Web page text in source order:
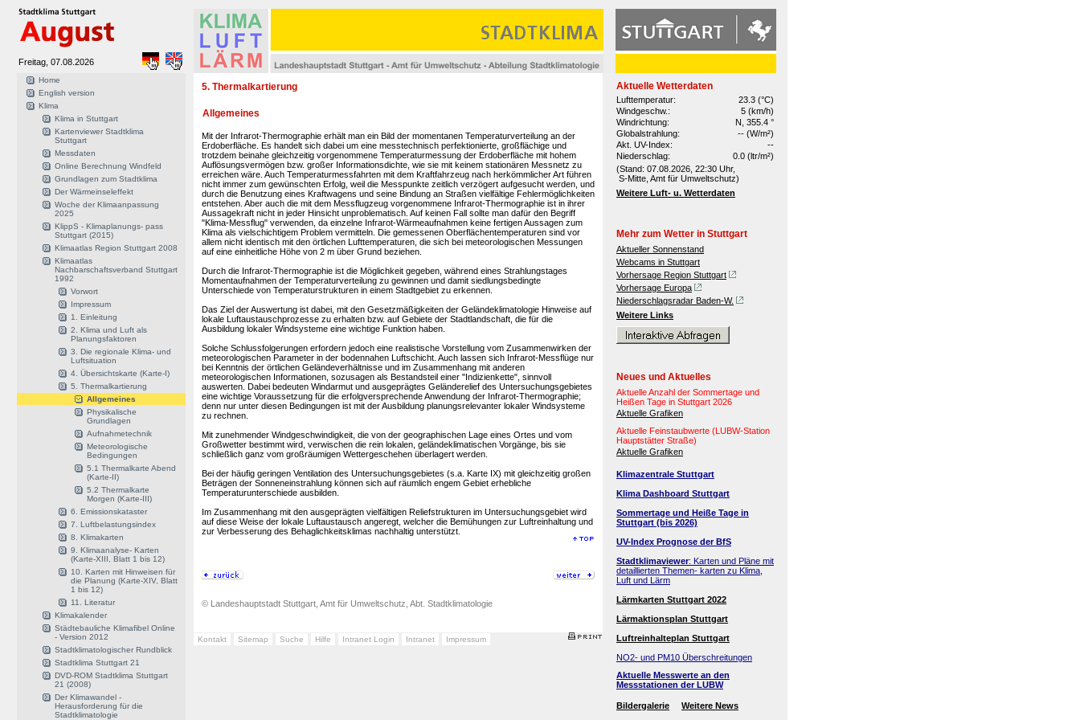
Freitag, 07.08.2026
Home
English version
Klima
Klima in Stuttgart
Kartenviewer Stadtklima
Stuttgart
Messdaten
Online Berechnung Windfeld
Grundlagen zum Stadtklima
Der Wärmeinseleffekt
Woche der Klimaanpassung
2025
KlippS - Klimaplanungs- pass
Stuttgart (2015)
Klimaatlas Region Stuttgart 2008
Klimaatlas
Nachbarschaftsverband Stuttgart
1992
Vorwort
Impressum
1. Einleitung
2. Klima und Luft als
Planungsfaktoren
3. Die regionale Klima- und
Luftsituation
4. Übersichtskarte (Karte-I)
5. Thermalkartierung
Allgemeines
Physikalische
Grundlagen
Aufnahmetechnik
Meteorologische
Bedingungen
5.1 Thermalkarte Abend
(Karte-II)
5.2 Thermalkarte
Morgen (Karte-III)
6. Emissionskataster
7. Luftbelastungsindex
8. Klimakarten
9. Klimaanalyse- Karten
(Karte-XIII, Blatt 1 bis 12)
10. Karten mit Hinweisen für
die Planung (Karte-XIV, Blatt
1 bis 12)
11. Literatur
Klimakalender
Städtebauliche Klimafibel Online
- Version 2012
Stadtklimatologischer Rundblick
Stadtklima Stuttgart 21
DVD-ROM Stadtklima Stuttgart
21 (2008)
Der Klimawandel -
Herausforderung für die
Stadtklimatologie
Aktuelle Wetterdaten
Lufttemperatur:
23.3 (°C)
Windgeschw.:
5 (km/h)
Windrichtung:
N, 355.4 °
Globalstrahlung:
-- (W/m²)
Akt. UV-Index:
--
Niederschlag:
0.0 (ltr/m²)
(Stand: 07.08.2026, 22:30 Uhr,
S-Mitte, Amt für Umweltschutz)
Weitere Luft- u. Wetterdaten
Mehr zum Wetter in Stuttgart
Aktueller Sonnenstand
Webcams in Stuttgart
Vorhersage Region Stuttgart
Vorhersage Europa
Niederschlagsradar Baden-W.
Weitere Links
Neues und Aktuelles
Aktuelle Anzahl der Sommertage und
Heißen Tage in Stuttgart 2026
Aktuelle Grafiken
Aktuelle Feinstaubwerte (LUBW-Station
Hauptstätter Straße)
Aktuelle Grafiken
Klimazentrale Stuttgart
Klima Dashboard Stuttgart
Sommertage und Heiße Tage in
Stuttgart (bis 2026)
UV-Index Prognose der BfS
Stadtklimaviewer: Karten und Pläne mit
detaillierten Themen- karten zu Klima,
Luft und Lärm
Lärmkarten Stuttgart 2022
Lärmaktionsplan Stuttgart
Luftreinhalteplan Stuttgart
NO2- und PM10 Überschreitungen
Aktuelle Messwerte an den
Messstationen der LUBW
Bildergalerie Weitere News
5. Thermalkartierung
Allgemeines
Mit der Infrarot-Thermographie erhält man ein Bild der momentanen Temperaturverteilung an der
Erdoberfläche. Es handelt sich dabei um eine messtechnisch perfektionierte, großflächige und
trotzdem beinahe gleichzeitig vorgenommene Temperaturmessung der Erdoberfläche mit hohem
Auflösungsvermögen bzw. großer Informationsdichte, wie sie mit keinem stationären Messnetz zu
erreichen wäre. Auch Temperaturmessfahrten mit dem Kraftfahrzeug nach herkömmlicher Art führen
nicht immer zum gewünschten Erfolg, weil die Messpunkte zeitlich verzögert aufgesucht werden, und
durch die Benutzung eines Kraftwagens und seine Bindung an Straßen vielfältige Fehlermöglichkeiten
entstehen. Aber auch die mit dem Messflugzeug vorgenommene Infrarot-Thermographie ist in ihrer
Aussagekraft nicht in jeder Hinsicht unproblematisch. Auf keinen Fall sollte man dafür den Begriff
"Klima-Messflug" verwenden, da einzelne Infrarot-Wärmeaufnahmen keine fertigen Aussagen zum
Klima als vielschichtigem Problem vermitteln. Die gemessenen Oberflächentemperaturen sind vor
allem nicht identisch mit den örtlichen Lufttemperaturen, die sich bei meteorologischen Messungen
auf eine einheitliche Höhe von 2 m über Grund beziehen.
Durch die Infrarot-Thermographie ist die Möglichkeit gegeben, während eines Strahlungstages
Momentaufnahmen der Temperaturverteilung zu gewinnen und damit siedlungsbedingte
Unterschiede von Temperaturstrukturen in einem Stadtgebiet zu erkennen.
Das Ziel der Auswertung ist dabei, mit den Gesetzmäßigkeiten der Geländeklimatologie Hinweise auf
lokale Luftaustauschprozesse zu erhalten bzw. auf Gebiete der Stadtlandschaft, die für die
Ausbildung lokaler Windsysteme eine wichtige Funktion haben.
Solche Schlussfolgerungen erfordern jedoch eine realistische Vorstellung vom Zusammenwirken der
meteorologischen Parameter in der bodennahen Luftschicht. Auch lassen sich Infrarot-Messflüge nur
bei Kenntnis der örtlichen Geländeverhältnisse und im Zusammenhang mit anderen
meteorologischen Informationen, sozusagen als Bestandsteil einer "Indizienkette", sinnvoll
auswerten. Dabei bedeuten Windarmut und ausgeprägtes Geländerelief des Untersuchungsgebietes
eine wichtige Voraussetzung für die erfolgversprechende Anwendung der Infrarot-Thermographie;
denn nur unter diesen Bedingungen ist mit der Ausbildung planungsrelevanter lokaler Windsysteme
zu rechnen.
Mit zunehmender Windgeschwindigkeit, die von der geographischen Lage eines Ortes und vom
Großwetter bestimmt wird, verwischen die rein lokalen, geländeklimatischen Vorgänge, bis sie
schließlich ganz vom großräumigen Wettergeschehen überlagert werden.
Bei der häufig geringen Ventilation des Untersuchungsgebietes (s.a. Karte IX) mit gleichzeitig großen
Beträgen der Sonneneinstrahlung können sich auf räumlich engem Gebiet erhebliche
Temperaturunterschiede ausbilden.
Im Zusammenhang mit den ausgeprägten vielfältigen Reliefstrukturen im Untersuchungsgebiet wird
auf diese Weise der lokale Luftaustausch angeregt, welcher die Bemühungen zur Luftreinhaltung und
zur Verbesserung des Behaglichkeitsklimas nachhaltig unterstützt.
© Landeshauptstadt Stuttgart, Amt für Umweltschutz, Abt. Stadtklimatologie
Kontakt Sitemap Suche Hilfe Intranet Login Intranet Impressum